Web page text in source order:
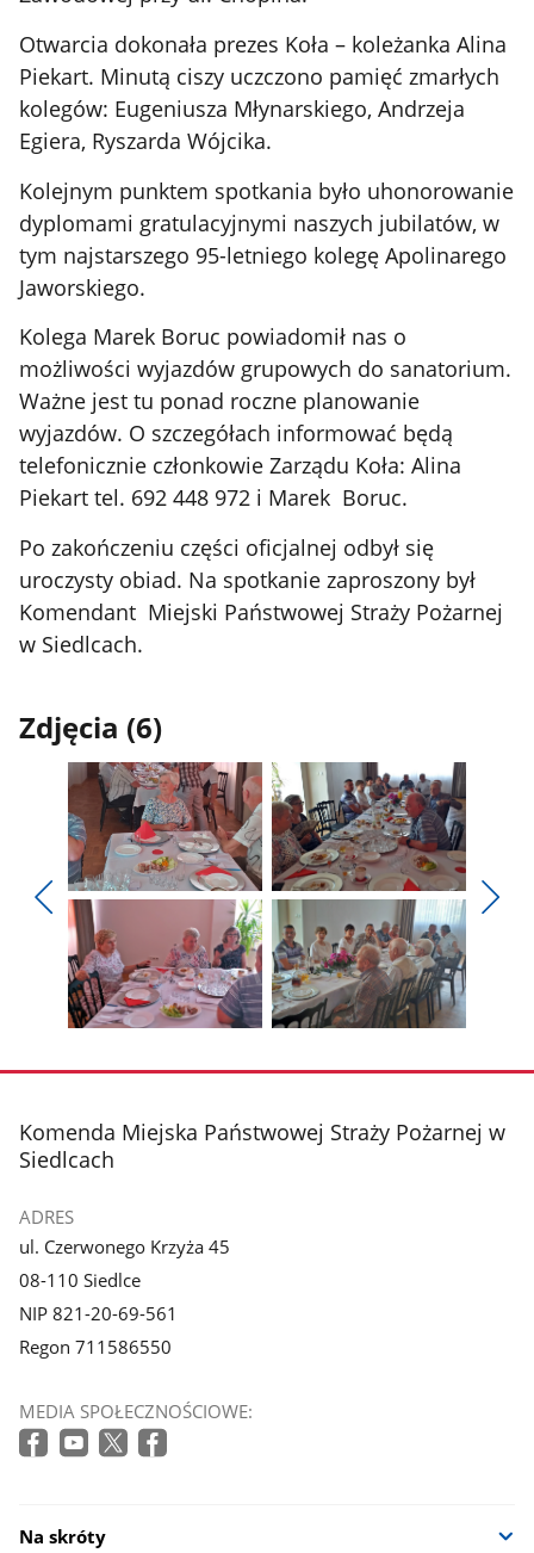
Otwarcia dokonała prezes Koła – koleżanka Alina
Piekart. Minutą ciszy uczczono pamięć zmarłych
kolegów: Eugeniusza Młynarskiego, Andrzeja
Egiera, Ryszarda Wójcika.
Kolejnym punktem spotkania było uhonorowanie
dyplomami gratulacyjnymi naszych jubilatów, w
tym najstarszego 95-letniego kolegę Apolinarego
Jaworskiego.
Kolega Marek Boruc powiadomił nas o
możliwości wyjazdów grupowych do sanatorium.
Ważne jest tu ponad roczne planowanie
wyjazdów. O szczegółach informować będą
telefonicznie członkowie Zarządu Koła: Alina
Piekart tel. 692 448 972 i Marek Boruc.
Po zakończeniu części oficjalnej odbył się
uroczysty obiad. Na spotkanie zaproszony był
Komendant Miejski Państwowej Straży Pożarnej
w Siedlcach.
Zdjęcia (6)
Pokaż
poprzednie
zdjęcia
Pokaż
zdjęcie
1
z
galerii.
Pokaż
zdjęcie
2
z
galerii.
zdjęcie
galerii.
zdjęcie
galerii.
stopka
Komenda Miejska Państwowej Straży Pożarnej w
Siedlcach
ADRES
ul. Czerwonego Krzyża 45
08-110 Siedlce
NIP 821-20-69-561
Regon 711586550
MEDIA SPOŁECZNOŚCIOWE:
Na skróty